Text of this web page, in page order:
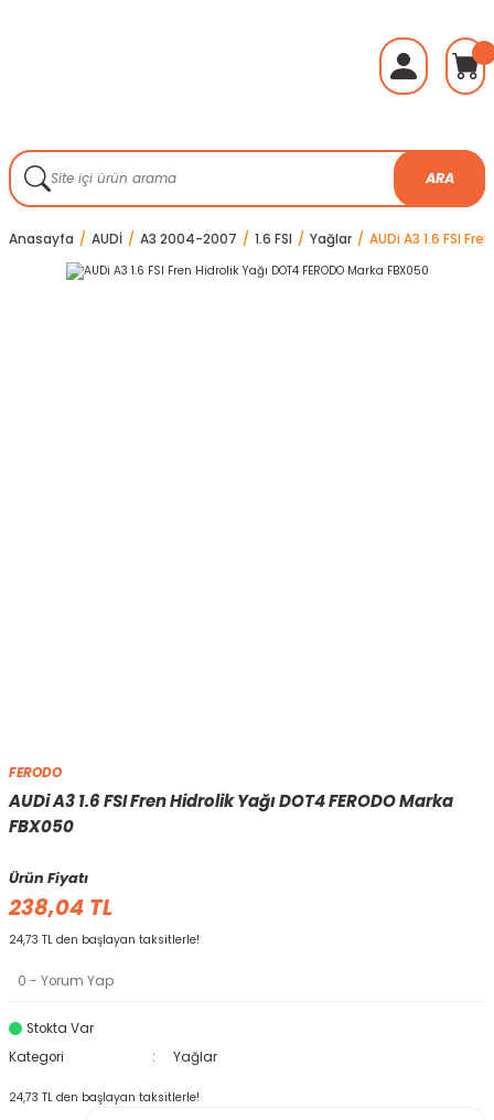
ARA
Anasayfa AUDİ A3 2004-2007 1.6 FSI Yağlar AUDi A3 1.6 FSI
FERODO
AUDi A3 1.6 FSI Fren Hidrolik Yağı DOT4 FERODO Marka
FBX050
Ürün Fiyatı
238,04 TL
24,73 TL den başlayan taksitlerle!
0 - Yorum Yap
Stokta Var
Kategori
Yağlar
24,73 TL den başlayan taksitlerle!